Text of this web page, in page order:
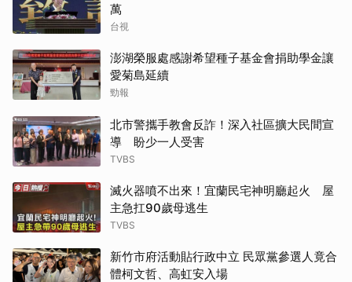
萬
台視
澎湖榮服處感謝希望種子基金會捐助學金讓
愛菊島延續
勁報
北市警攜手教會反詐！深入社區擴大民間宣
導 盼少一人受害
TVBS
滅火器噴不出來！宜蘭民宅神明廳起火 屋
主急扛90歲母逃生
TVBS
新竹市府活動貼行政中立 民眾黨參選人竟合
體柯文哲、高虹安入場